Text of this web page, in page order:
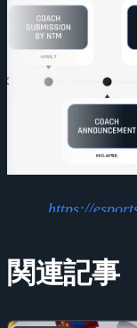
https://
関連記事